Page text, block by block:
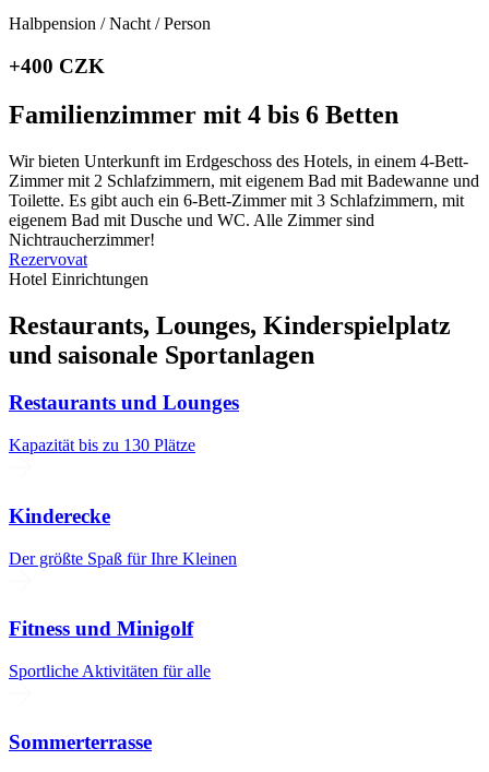
Halbpension / Nacht / Person
+400 CZK
Familienzimmer mit 4 bis 6 Betten
Wir bieten Unterkunft im Erdgeschoss des Hotels, in einem 4-Bett-
Zimmer mit 2 Schlafzimmern, mit eigenem Bad mit Badewanne und
Toilette. Es gibt auch ein 6-Bett-Zimmer mit 3 Schlafzimmern, mit
eigenem Bad mit Dusche und WC. Alle Zimmer sind
Nichtraucherzimmer!
Rezervovat
Hotel Einrichtungen
Restaurants, Lounges, Kinderspielplatz
und saisonale Sportanlagen
Restaurants und Lounges
Kapazität bis zu 130 Plätze
Kinderecke
Der größte Spaß für Ihre Kleinen
Fitness und Minigolf
Sportliche Aktivitäten für alle
Sommerterrasse